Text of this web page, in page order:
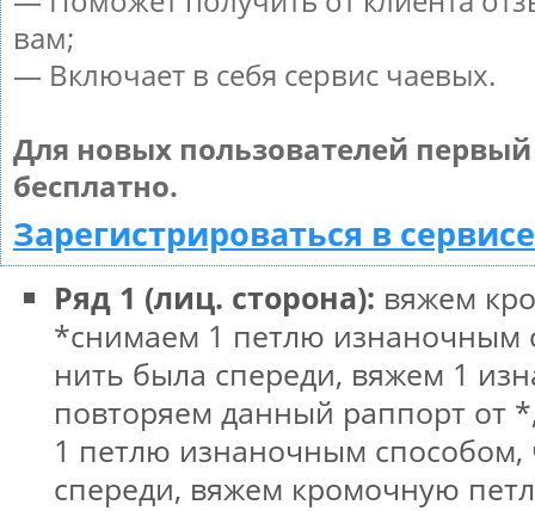
вам;
— Включает в себя сервис чаевых.
Для новых пользователей
бесплатно.
Зарегистрироваться в сервисе
Ряд 1 (лиц. сторона): вяжем
*снимаем 1 петлю изнаночным
нить была спереди, вяжем 1
повторяем данный раппорт от
1 петлю изнаночным
спереди, вяжем кромочную